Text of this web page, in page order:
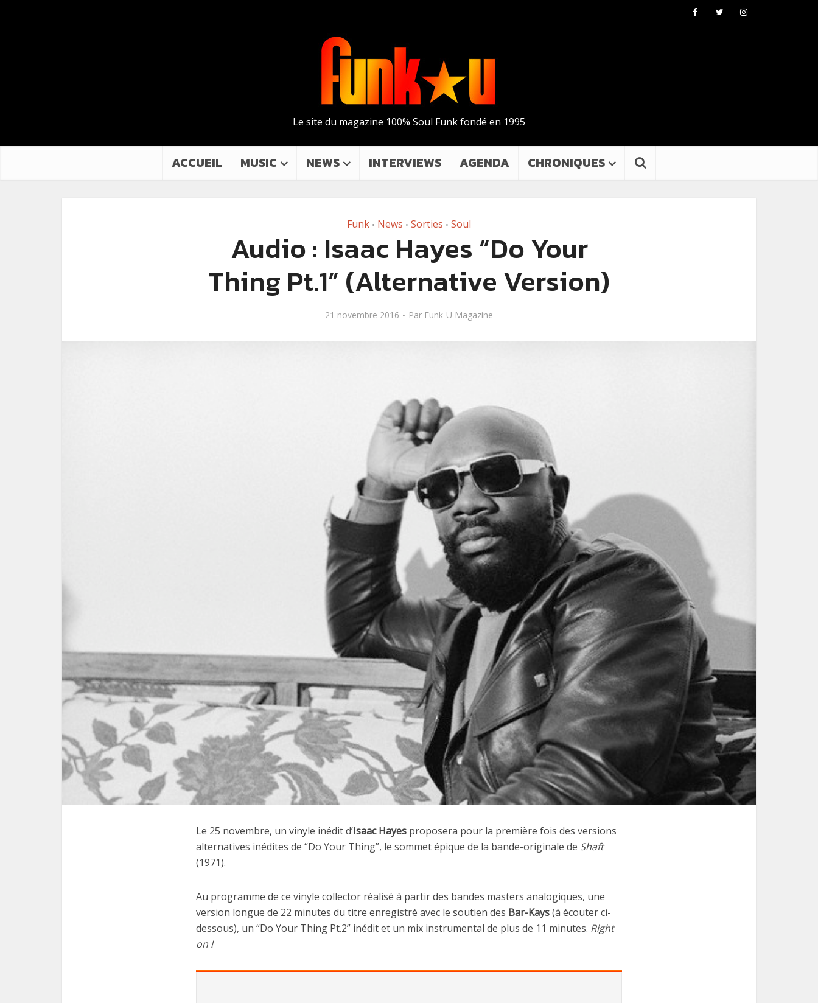
Le site du magazine 100% Soul Funk fondé en 1995
ACCUEIL MUSIC NEWS INTERVIEWS AGENDA CHRONIQUES
Funk • News • Sorties • Soul
Audio : Isaac Hayes “Do Your
Thing Pt.1” (Alternative Version)
21 novembre 2016 Par Funk-U Magazine
Le 25 novembre, un vinyle inédit d’Isaac Hayes proposera pour la première fois des versions
alternatives inédites de “Do Your Thing”, le sommet épique de la bande-originale de Shaft
(1971).
Au programme de ce vinyle collector réalisé à partir des bandes masters analogiques, une
version longue de 22 minutes du titre enregistré avec le soutien des Bar-Kays(à écouter ci-
dessous), un “Do Your Thing Pt.2” inédit et un mix instrumental de plus de 11 minutes. Right
on !